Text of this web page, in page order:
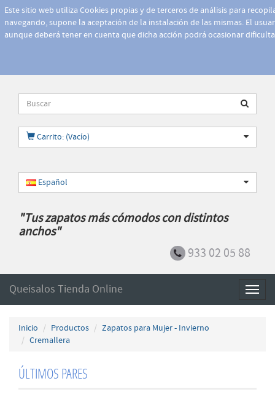
Este sitio web utiliza Cookies propias y de terceros de análisis para
navegando, supone la aceptación de la instalación de las mismas. El
aunque deberá tener en cuenta que dicha acción podrá ocasionar
Carrito: (Vacío)
Español
"Tus zapatos más cómodos con distintos
anchos"
933 02 05 88
Queisalos Tienda Online
Inicio Productos
Zapatos para Mujer - Invierno
Cremallera
ÚLTIMOS PARES